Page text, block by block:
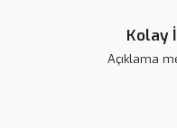
Kolay
Açıklama